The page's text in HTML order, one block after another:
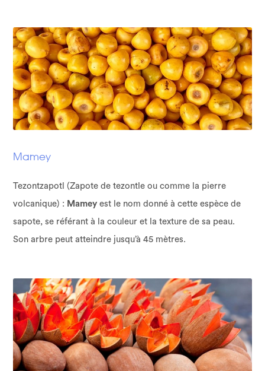
Mamey
Tezontzapotl (Zapote de tezontle ou comme la pierre
volcanique) : Mamey est le nom donné à cette espèce de
sapote, se référant à la couleur et la texture de sa peau.
Son arbre peut atteindre jusqu’à 45 mètres.